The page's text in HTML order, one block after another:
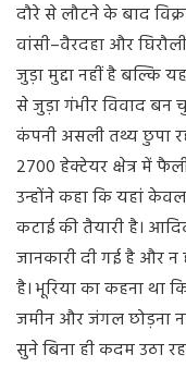
दौरे से लौटने के बाद
वांसी–वैरदहा और
जुड़ा मुद्दा नहीं है बल्कि
से जुड़ा गंभीर विवाद बन
कंपनी असली तथ्य छुपा
2700 हेक्टेयर क्षेत्र में
उन्होंने कहा कि यहां
कटाई की तैयारी है।
जानकारी दी गई है और न
है। भूरिया का कहना
जमीन और जंगल छोड़ना
सुने बिना ही कदम उठा